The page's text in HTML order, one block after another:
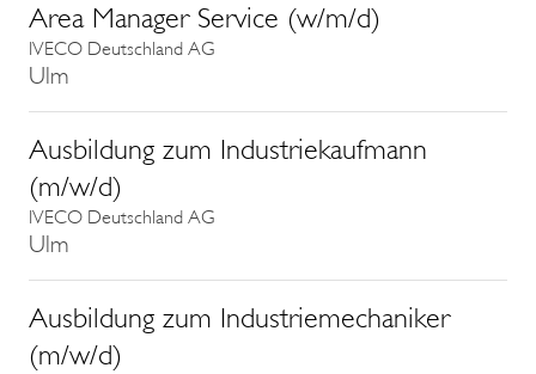
Area Manager Service (w/m/d)
IVECO Deutschland AG
Ulm
Ausbildung zum Industriekaufmann
(m/w/d)
IVECO Deutschland AG
Ulm
Ausbildung zum Industriemechaniker
(m/w/d)